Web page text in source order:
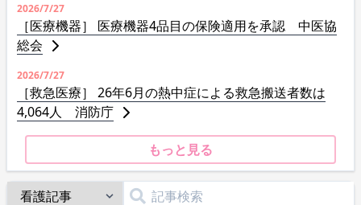
2026/7/27
［医療機器］ 医療機器4品目の保険適用を承認 中医協
総会
2026/7/27
［救急医療］ 26年6月の熱中症による救急搬送者数は
4,064人 消防庁
もっと見る